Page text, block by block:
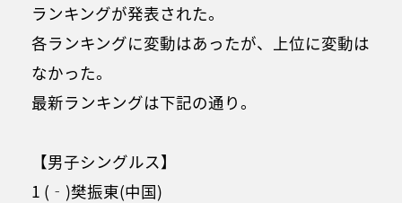
ランキングが発表された。
各ランキングに変動はあったが、上位に変動は
なかった。
最新ランキングは下記の通り。
【男子シングルス】
1 (‐)樊振東(中国)